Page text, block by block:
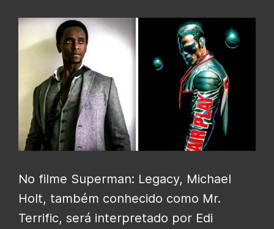
No filme Superman: Legacy, Michael
Holt, também conhecido como Mr.
Terrific, será interpretado por Edi